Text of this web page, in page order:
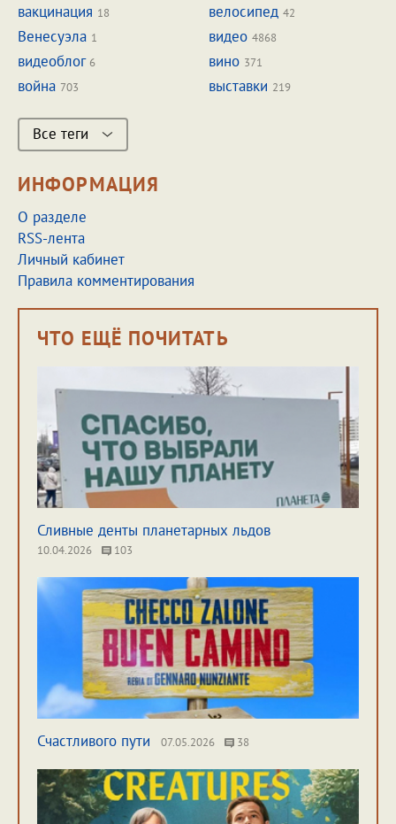
вакцинация 18 велосипед 42
Венесуэла 1 видео 4868
видеоблог 6 вино 371
война 703 выставки 219
Все теги
ИНФОРМАЦИЯ
О разделе
RSS-лента
Личный кабинет
Правила комментирования
ЧТО ЕЩЁ ПОЧИТАТЬ
Сливные денты планетарных льдов
10.04.2026 103
Счастливого пути 07.05.2026 38